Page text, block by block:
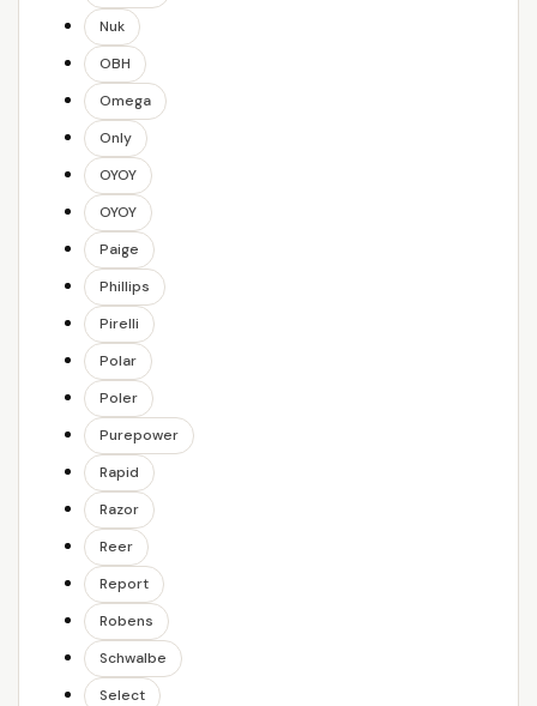
Nuk
OBH
Omega
Only
OYOY
OYOY
Paige
Phillips
Pirelli
Polar
Poler
Purepower
Rapid
Razor
Reer
Report
Robens
Schwalbe
Select